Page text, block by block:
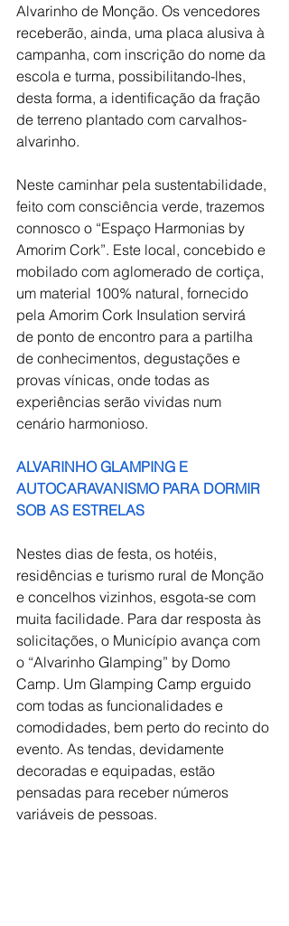
Alvarinho de Monção. Os vencedores
receberão, ainda, uma placa alusiva à
campanha, com inscrição do nome da
escola e turma, possibilitando-lhes,
desta forma, a identificação da fração
de terreno plantado com carvalhos-
alvarinho.
Neste caminhar pela sustentabilidade,
feito com consciência verde, trazemos
connosco o “Espaço Harmonias by
Amorim Cork”. Este local, concebido e
mobilado com aglomerado de cortiça,
um material 100% natural, fornecido
pela Amorim Cork Insulation servirá
de ponto de encontro para a partilha
de conhecimentos, degustações e
provas vínicas, onde todas as
experiências serão vividas num
cenário harmonioso.
ALVARINHO GLAMPING E
AUTOCARAVANISMO PARA DORMIR
SOB AS ESTRELAS
Nestes dias de festa, os hotéis,
residências e turismo rural de Monção
e concelhos vizinhos, esgota-se com
muita facilidade. Para dar resposta às
solicitações, o Município avança com
o “Alvarinho Glamping” by Domo
Camp. Um Glamping Camp erguido
com todas as funcionalidades e
comodidades, bem perto do recinto do
evento. As tendas, devidamente
decoradas e equipadas, estão
pensadas para receber números
variáveis de pessoas.